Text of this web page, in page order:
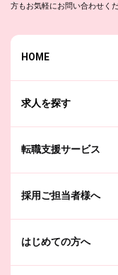
方もお気軽にお問い合わせく
HOME
求人を探す
転職支援サービス
採用ご担当者様へ
はじめての方へ